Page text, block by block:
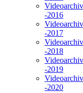
Videoarchiv
-2016
Videoarchiv
-2017
Videoarchiv
-2018
Videoarchiv
-2019
Videoarchiv
-2020